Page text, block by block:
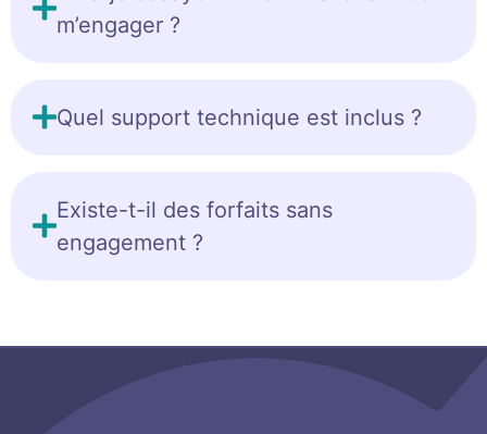
m’engager ?
Quel support technique est inclus ?
Existe-t-il des forfaits sans
engagement ?